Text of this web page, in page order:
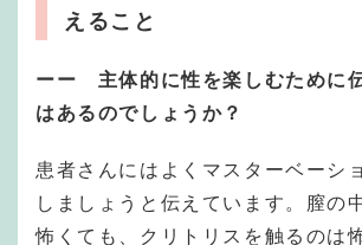
えること
ーー 主体的に性を楽しむために
はあるのでしょうか？
患者さんにはよくマスターベーシ
しましょうと伝えています。膣の
怖くても、クリトリスを触るのは